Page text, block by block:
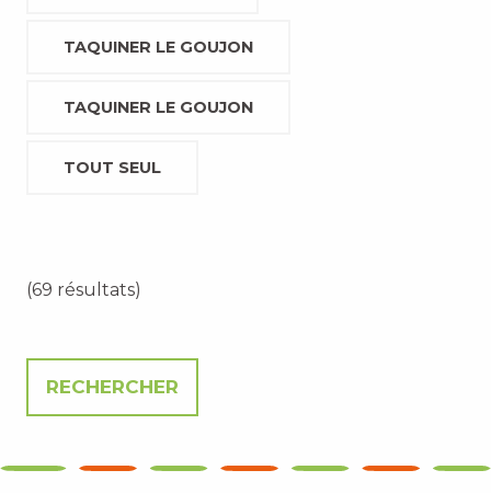
TAQUINER LE GOUJON
TAQUINER LE GOUJON
TOUT SEUL
(69 résultats)